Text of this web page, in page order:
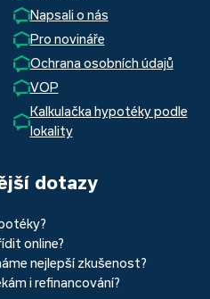
Napsali o nás
Pro novináře
Ochrana osobních údajů
VOP
Kalkulačka hypotéky podle
lokality
dotazy
i za tři. Nejčastěji její
Důvodem je především
Existuje však řada cest,
online?
technologiím, které
hypotéky skutečně
nejlepší zkušenost?
banka. Svou
i refinancování?